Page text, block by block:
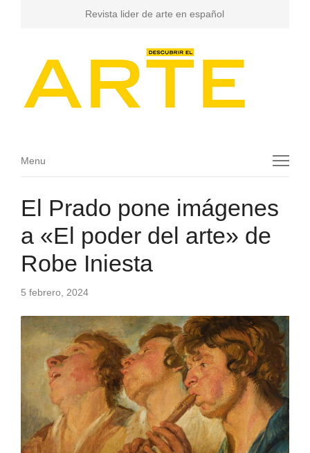
Revista lider de arte en español
Menu
Menu
El Prado pone imágenes
a «El poder del arte» de
Robe Iniesta
5 febrero, 2024